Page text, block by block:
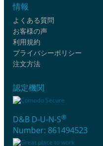
情報
よくある質問
お客様の声
利用規約
プライバシーポリシー
注文方法
認定機関
D&B D-U-N-S®
Number: 861494523